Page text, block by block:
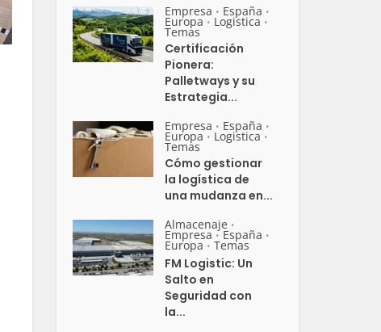
Empresa • España •
Europa • Logistica •
Temas
Certificación
Pionera:
Palletways y su
Estrategia...
Empresa • España •
Europa • Logistica •
Temas
Cómo gestionar
la logística de
una mudanza en...
Almacenaje •
Empresa • España •
Europa • Temas
FM Logistic: Un
Salto en
Seguridad con
la...